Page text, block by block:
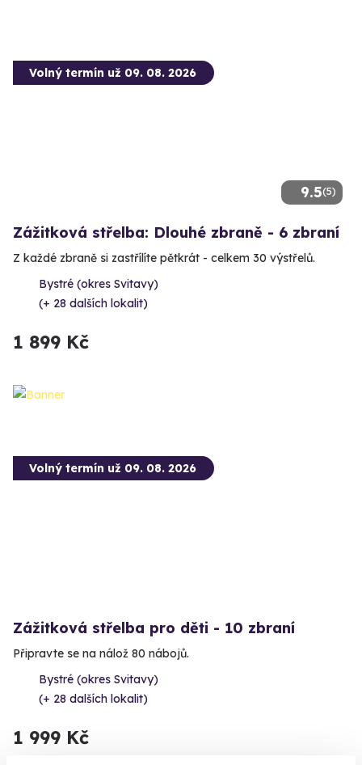
9.5(5)
Volný termín už 09. 08. 2026
Zážitková střelba: Dlouhé zbraně - 6 zbraní
Z každé zbraně si zastřílíte pětkrát - celkem 30 výstřelů.
Bystré (okres Svitavy)
(+ 28 dalších lokalit)
1 899 Kč
Volný termín už 09. 08. 2026
Zážitková střelba pro děti - 10 zbraní
Připravte se na nálož 80 nábojů.
Bystré (okres Svitavy)
(+ 28 dalších lokalit)
1 999 Kč